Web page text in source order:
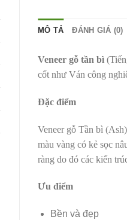
MÔ TẢ ĐÁNH GIÁ (0)
Veneer gỗ tần bì
cốt như Ván công
Đặc điểm
Veneer gỗ Tần bì
màu vàng có kẻ sọc
ràng do đó các kiến
Ưu điểm
Bền và đẹp